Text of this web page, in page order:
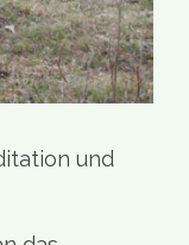
und